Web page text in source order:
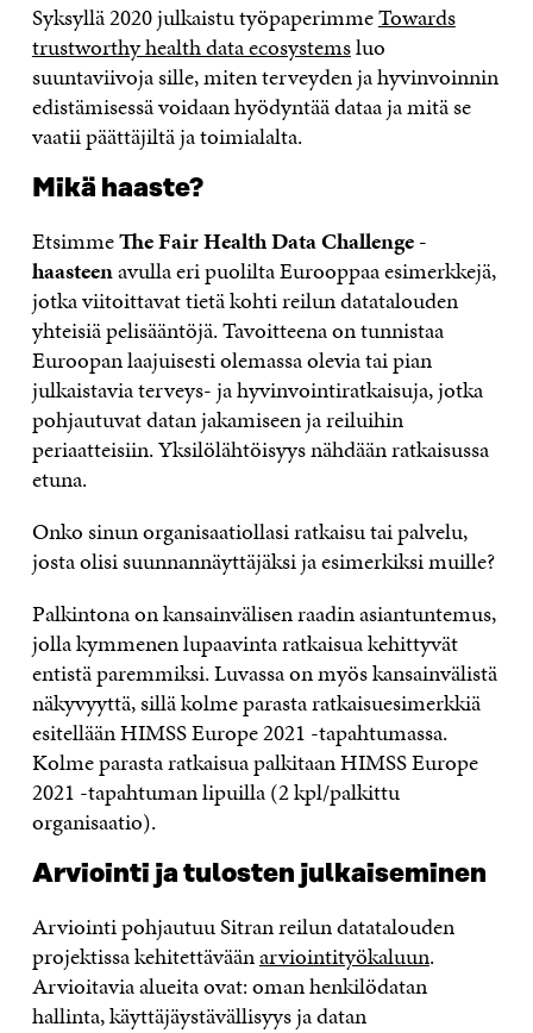
Syksyllä 2020 julkaistu työpaperimmeTowards
trustworthy health data ecosystemsluo
suuntaviivoja sille, miten terveyden ja hyvinvoinnin
edistämisessä voidaan hyödyntää dataa ja mitä se
vaatii päättäjiltä ja toimialalta.
Mikä haaste?
EtsimmeThe Fair Health Data Challenge -
haasteenavulla eri puolilta Eurooppaa esimerkkejä,
jotka viitoittavat tietä kohti reilun datatalouden
yhteisiä pelisääntöjä. Tavoitteena on tunnistaa
Euroopan laajuisesti olemassa olevia tai pian
julkaistavia terveys- ja hyvinvointiratkaisuja, jotka
pohjautuvat datan jakamiseen ja reiluihin
periaatteisiin. Yksilölähtöisyys nähdään ratkaisussa
etuna.
Onko sinun organisaatiollasi ratkaisu tai palvelu,
josta olisi suunnannäyttäjäksi ja esimerkiksi muille?
Palkintona on kansainvälisen raadin asiantuntemus,
jolla kymmenen lupaavinta ratkaisua kehittyvät
entistä paremmiksi. Luvassa on myös kansainvälistä
näkyvyyttä, sillä kolme parasta ratkaisuesimerkkiä
esitellään HIMSS Europe 2021 -tapahtumassa.
Kolme parasta ratkaisua palkitaan HIMSS Europe
2021 -tapahtuman lipuilla (2 kpl/palkittu
organisaatio).
Arviointi ja tulosten julkaiseminen
Arviointi pohjautuu Sitran reilun datatalouden
projektissa kehitettäväänarviointityökaluun.
Arvioitavia alueita ovat: oman henkilödatan
hallinta, käyttäjäystävällisyys ja datan